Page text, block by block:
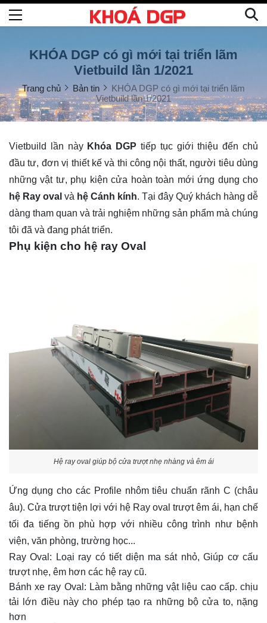
KHÓA DGP có gì mới tại triển lãm
Vietbuild lần 1/2021
Trang chủ Bản tin
KHÓA DGP có gì mới tại triển lãm
Vietbuild lần 1/2021
Vietbuild lần này Khóa DGP tiếp tục giới thiệu đến chủ
đầu tư, đơn vị thiết kế và thi công nội thất, người tiêu dùng
những vật tư, phụ kiện cửa hoàn toàn mới ứng dụng cho
hệ Ray oval và hệ Cánh kính. Tại đây Quý khách hàng dễ
dàng tham quan và trải nghiệm những sản phẩm mà chúng
tôi đã và đang phát triển.
Phụ kiện cho hệ ray Oval
Hệ ray oval giúp bộ cửa trượt nhẹ nhàng và êm ái
Ứng dụng cho các Profile nhôm tiêu chuẩn rãnh C (châu
âu). Cửa trượt tiện lợi với hệ Ray oval trượt êm ái, hạn chế
tối đa tiếng ồn phù hợp với nhiều công trình như bệnh
viện, văn phòng, trường học...
Ray Oval: Loại ray có tiết diện ma sát nhỏ, Giúp cơ cấu
trượt nhẹ, êm hơn các hệ ray cũ.
Bánh xe ray Oval: Làm bằng những vật liệu cao cấp. chịu
tải lớn điều này cho phép tạo ra những bộ cửa to, nặng
hơn